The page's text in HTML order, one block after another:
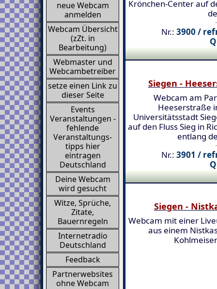
neue Webcam
anmelden
Webcam Übersicht
(zZt. in
Bearbeitung)
Webmaster und
Webcambetreiber
setze einen Link zu
dieser Seite
Events
Veranstaltungen -
fehlende
Veranstaltungs-
tipps hier
eintragen
Deutschland
Deine Webcam
wird gesucht
Witze, Sprüche,
Zitate,
Bauernregeln
Internetradio
Deutschland
Feedback
Partnerwebsites
ohne Webcam
Krönchen-Center auf
Nr.: 3900 /
Siegen -
Webcam am
Heeserstraße
Universitätsstadt
auf den Fluss Sieg in
entlang
Nr.: 3901 /
Siegen -
Webcam mit einer
aus einem